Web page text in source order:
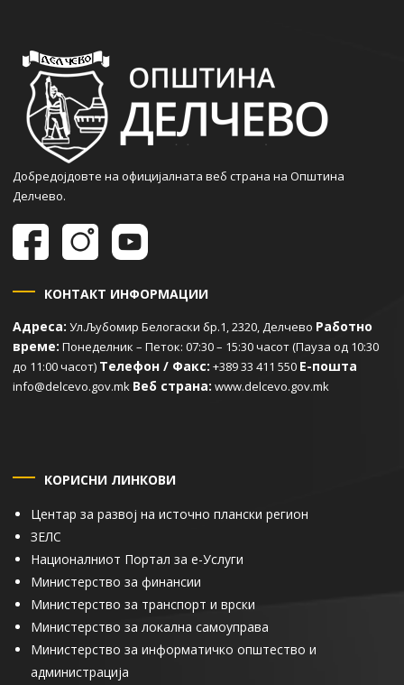
Добредојдовте на официјалната веб страна на Општина
Делчево.
КОНТАКТ ИНФОРМАЦИИ
Адреса: Ул.Љубомир Белогаски бр.1, 2320, Делчево Работно
време: Понеделник – Петок: 07:30 – 15:30 часот (Пауза од 10:30
до 11:00 часот) Телефон / Факс: +389 33 411 550 Е-пошта
info@delcevo.gov.mk Веб страна: www.delcevo.gov.mk
КОРИСНИ ЛИНКОВИ
Центар за развој на источно плански регион
ЗЕЛС
Националниот Портал за е-Услуги
Министерство за финансии
Министерство за транспорт и врски
Министерство за локална самоуправа
Министерство за информатичко општество и
администрација